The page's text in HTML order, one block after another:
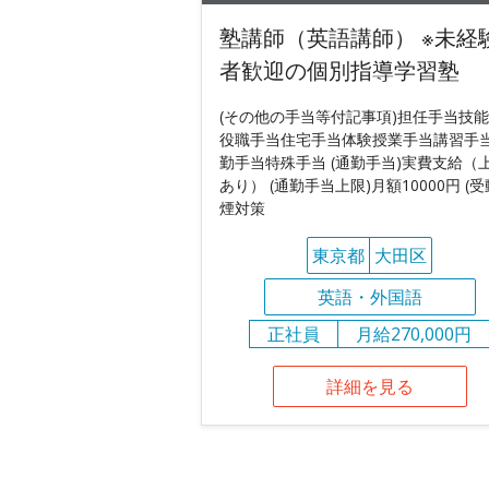
塾講師（英語講師） ※未経
者歓迎の個別指導学習塾
(その他の手当等付記事項)担任手当技
役職手当住宅手当体験授業手当講習手
勤手当特殊手当 (通勤手当)実費支給（
あり） (通勤手当上限)月額10000円 (受
煙対策
東京都 大田区
英語・外国語
正社員
月給270,000円
詳細を見る